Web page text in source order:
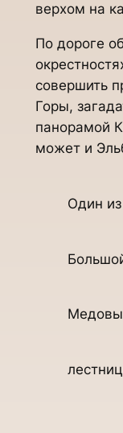
верхом на
По дороге
совершить
Горы,
панорамой
может и
Один